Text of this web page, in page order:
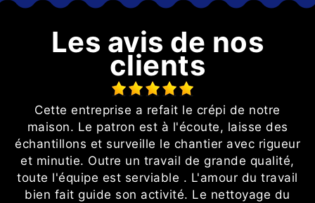
Les avis de nos
clients
Cette entreprise a refait le crépi de notre
maison. Le patron est à l'écoute, laisse des
échantillons et surveille le chantier avec rigueur
et minutie. Outre un travail de grande qualité,
toute l'équipe est serviable . L'amour du travail
bien fait guide son activité. Le nettoyage du